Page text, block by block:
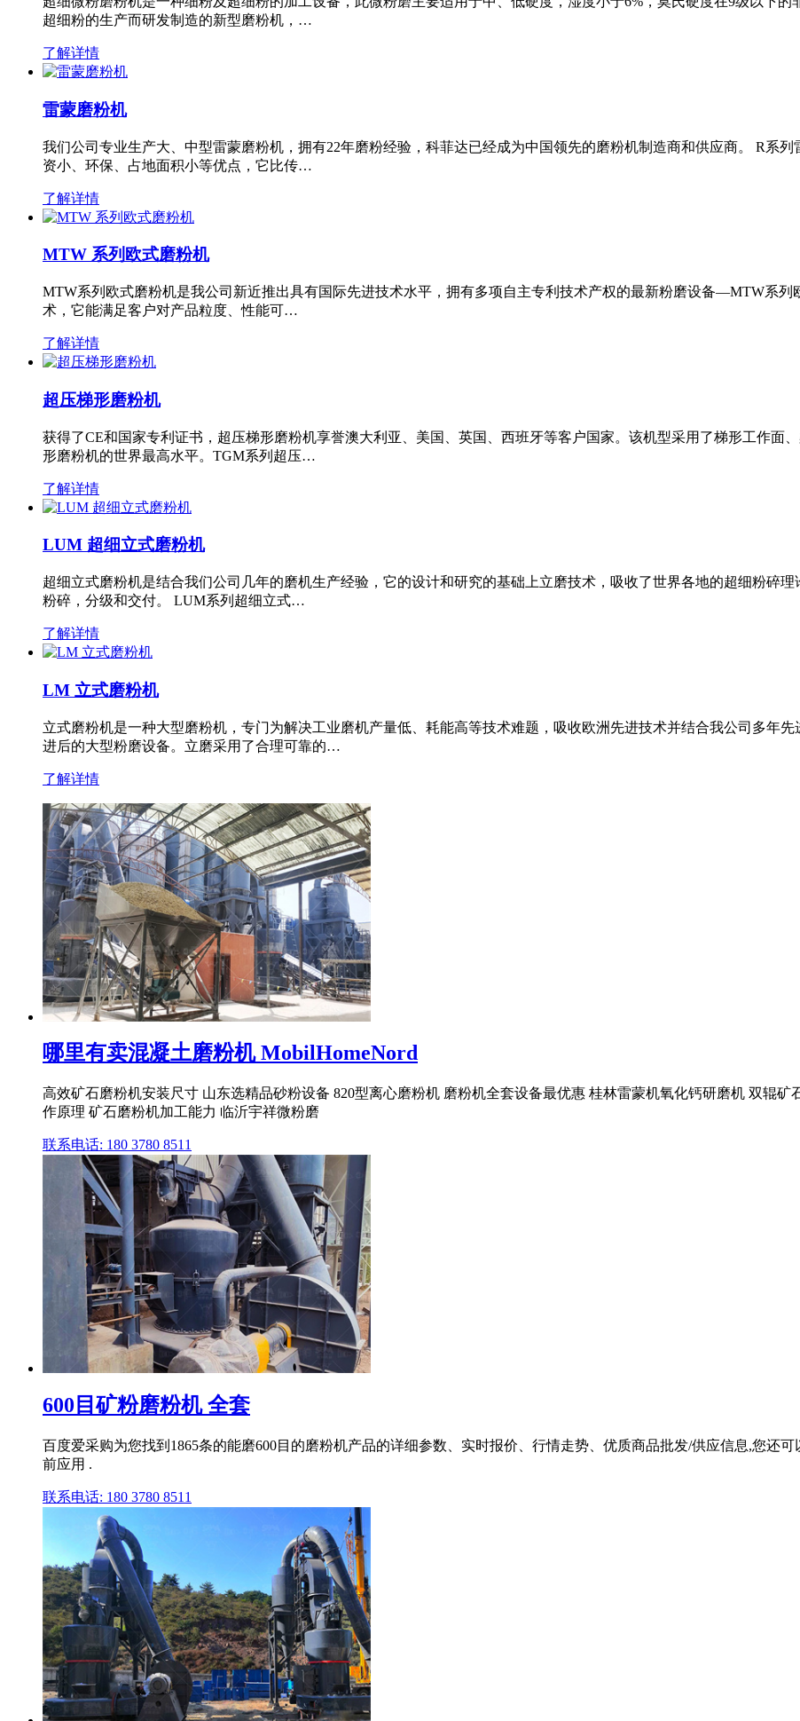
超细粉的生产而研发制造的新型磨粉机，…
了解详情
雷蒙磨粉机
我们公司专业生产大、中型雷蒙磨粉机，拥有22年磨粉经验，科菲达已经成为中国领先的磨粉机制造商和供应商。 R系
资小、环保、占地面积小等优点，它比传…
了解详情
MTW 系列欧式磨粉机
MTW系列欧式磨粉机是我公司新近推出具有国际先进技术水平，拥有多项自主专利技术产权的最新粉磨设备—MTW系
术，它能满足客户对产品粒度、性能可…
了解详情
超压梯形磨粉机
获得了CE和国家专利证书，超压梯形磨粉机享誉澳大利亚、美国、英国、西班牙等客户国家。该机型采用了梯形工作面
形磨粉机的世界最高水平。TGM系列超压…
了解详情
LUM 超细立式磨粉机
超细立式磨粉机是结合我们公司几年的磨机生产经验，它的设计和研究的基础上立磨技术，吸收了世界各地的超细粉碎
粉碎，分级和交付。 LUM系列超细立式…
了解详情
LM 立式磨粉机
立式磨粉机是一种大型磨粉机，专门为解决工业磨机产量低、耗能高等技术难题，吸收欧洲先进技术并结合我公司多年
进后的大型粉磨设备。立磨采用了合理可靠的…
了解详情
哪里有卖混凝土磨粉机 MobilHomeNord
高效矿石磨粉机安装尺寸 山东选精品砂粉设备 820型离心磨粉机 磨粉机全套设备最优惠 桂林雷蒙机氧化钙研磨机 双辊
作原理 矿石磨粉机加工能力 临沂宇祥微粉磨
联系电话: 180 3780 8511
600目矿粉磨粉机 全套
百度爱采购为您找到1865条的能磨600目的磨粉机产品的详细参数、实时报价、行情走势、优质商品批发/供应信息,您还
前应用 .
联系电话: 180 3780 8511